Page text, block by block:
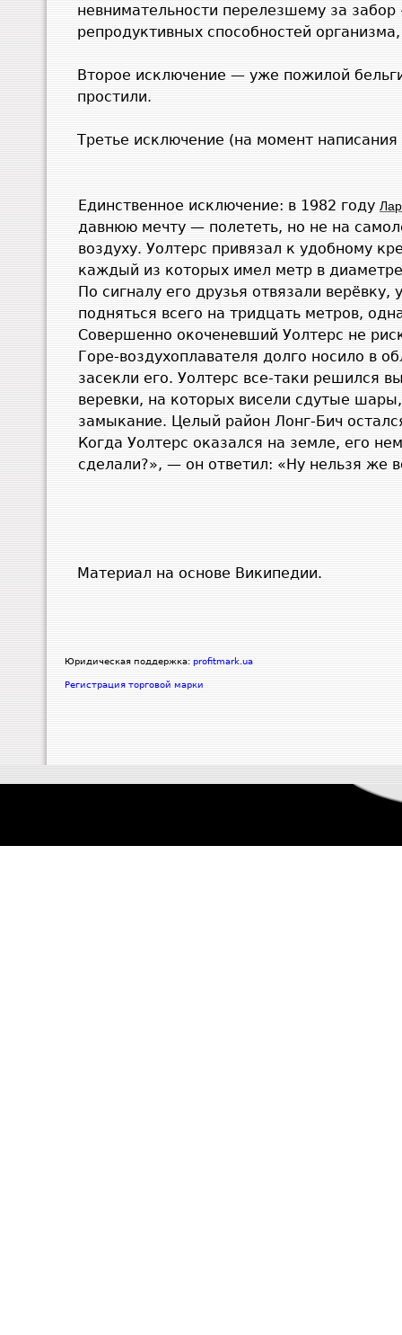
невнимательности перелезшему за
репродуктивных способностей
Второе исключение — уже пожилой
простили.
Третье исключение (на момент написания
Единственное исключение: в 1982 году
давнюю мечту — полететь, но не на
воздуху. Уолтерс привязал к удобному
каждый из которых имел метр в
По сигналу его друзья отвязали
подняться всего на тридцать метров,
Совершенно окоченевший Уолтерс не
Горе-воздухоплавателя долго носило в
засекли его. Уолтерс все-таки решился
веревки, на которых висели сдутые
замыкание. Целый район Лонг-Бич
Когда Уолтерс оказался на земле, его
сделали?», — он ответил: «Ну нельзя же
Материал на основе Википедии.
Юридическая поддержка: profitmark.ua
Регистрация торговой марки